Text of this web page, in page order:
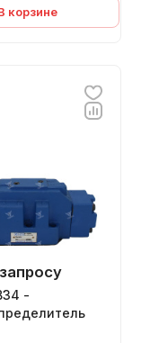
корзине
-